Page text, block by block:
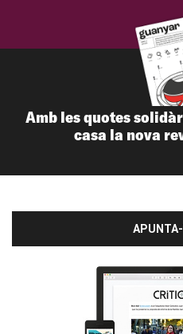
Amb les quotes
casa la nova